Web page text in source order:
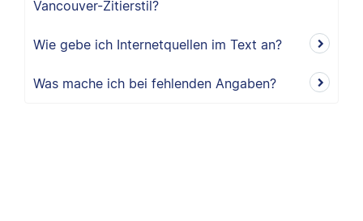
Vancouver-Zitierstil?
Wie gebe ich Internetquellen im Text an?
Was mache ich bei fehlenden Angaben?